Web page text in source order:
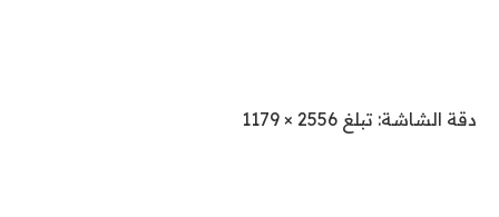
دقة الشاشة: تبلغ 2556 × 1179